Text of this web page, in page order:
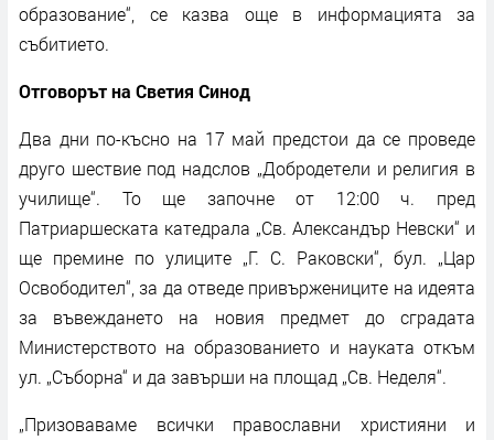
образование“, се казва още в информацията за
събитието.
Отговорът на Светия Синод
Два дни по-късно на 17 май предстои да се проведе
друго шествие под надслов „Добродетели и религия в
училище“. То ще започне от 12:00 ч. пред
Патриаршеската катедрала „Св. Александър Невски“ и
ще премине по улиците „Г. С. Раковски“, бул. „Цар
Освободител“, за да отведе привържениците на идеята
за въвеждането на новия предмет до сградата
Министерството на образованието и науката откъм
ул. „Съборна“ и да завърши на площад „Св. Неделя“.
„Призоваваме всички православни християни и